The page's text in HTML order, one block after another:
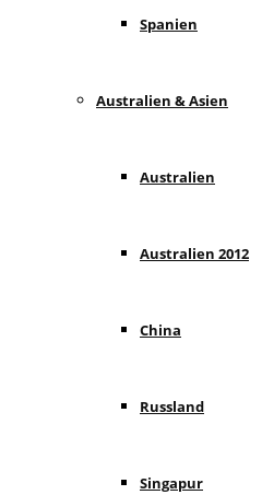
Spanien
Australien & Asien
Australien
Australien 2012
China
Russland
Singapur